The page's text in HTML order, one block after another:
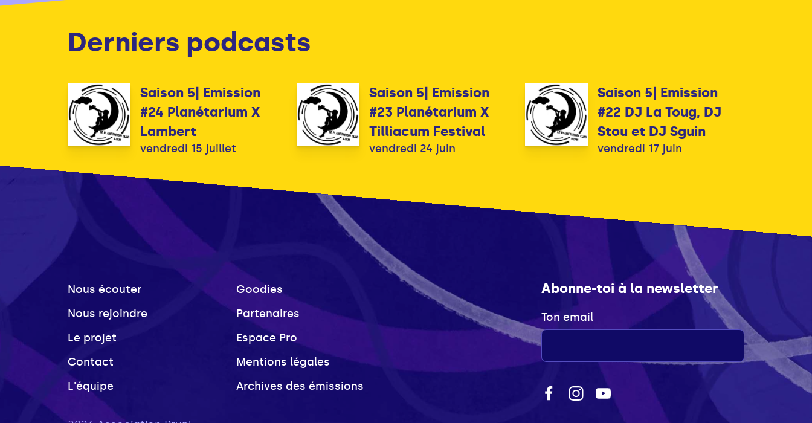
Derniers podcasts
Saison 5| Emission
#24 Planétarium X
Lambert
vendredi 15 juillet
Saison 5| Emission
#23 Planétarium X
Tilliacum Festival
vendredi 24 juin
Saison 5| Emission
#22 DJ La Toug, DJ
Stou et DJ Sguin
vendredi 17 juin
Nous écouter
Nous rejoindre
Le projet
Contact
L'équipe
Goodies
Partenaires
Espace Pro
Mentions légales
Archives des émissions
Abonne-toi à la newsletter
Ton email